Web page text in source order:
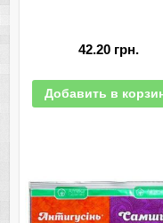
42.20 грн.
Добавить в